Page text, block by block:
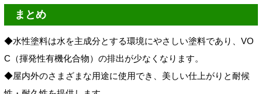
まとめ
◆水性塗料は水を主成分とする環境にやさしい塗料であり、VO
C（揮発性有機化合物）の排出が少なくなります。
◆屋内外のさまざまな用途に使用でき、美しい仕上がりと耐候